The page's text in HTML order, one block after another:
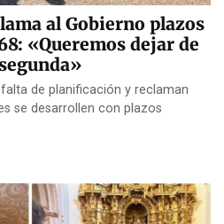
al Gobierno plazos
«Queremos dejar de
de planificación y reclaman
se desarrollen con plazos